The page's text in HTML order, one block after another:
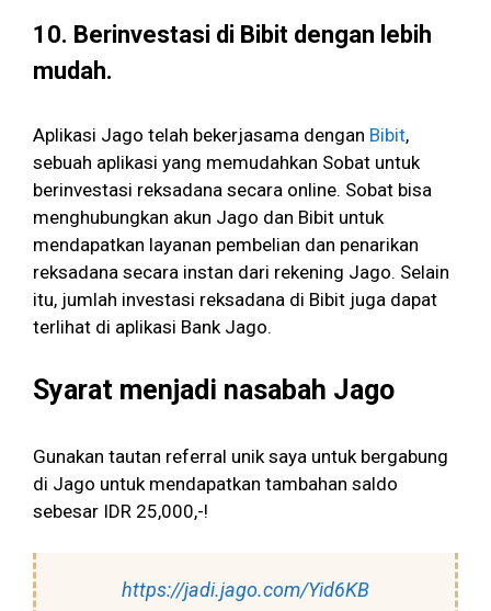
10. Berinvestasi di Bibit dengan lebih
mudah.
Aplikasi Jago telah bekerjasama dengan Bibit,
sebuah aplikasi yang memudahkan Sobat untuk
berinvestasi reksadana secara online. Sobat bisa
menghubungkan akun Jago dan Bibit untuk
mendapatkan layanan pembelian dan penarikan
reksadana secara instan dari rekening Jago. Selain
itu, jumlah investasi reksadana di Bibit juga dapat
terlihat di aplikasi Bank Jago.
Syarat menjadi nasabah Jago
Gunakan tautan referral unik saya untuk bergabung
di Jago untuk mendapatkan tambahan saldo
sebesar IDR 25,000,-!
https://jadi.jago.com/Yid6KB